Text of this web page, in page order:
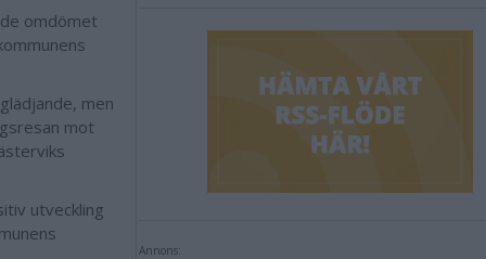
omdömet
men
mot
utveckling
Annons: